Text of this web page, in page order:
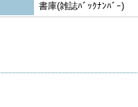
書庫(雑誌ﾊﾞｯｸﾅﾝﾊﾞｰ)